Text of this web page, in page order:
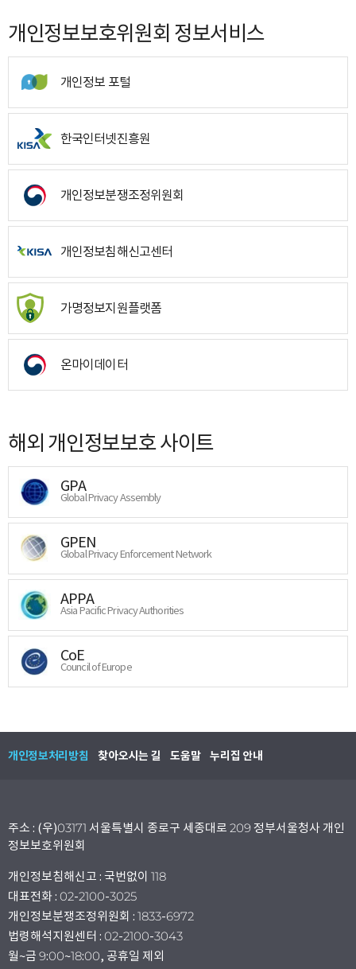
개인정보보호위원회 정보서비스
개인정보 포털
한국인터넷진흥원
개인정보분쟁조정위원회
개인정보침해신고센터
가명정보지원플랫폼
온마이데이터
해외 개인정보보호 사이트
GPA
Global Privacy Assembly
GPEN
Global Privacy Enforcement Network
APPA
Asia Pacific Privacy Authorities
CoE
Council of Europe
개인정보처리방침 찾아오시는 길 도움말 누리집 안내
주소 : (우)03171 서울특별시 종로구 세종대로 209 정부서울청사 개인
정보보호위원회
개인정보침해신고 : 국번없이 118
대표전화 : 02-2100-3025
개인정보분쟁조정위원회 : 1833-6972
법령해석지원센터 : 02-2100-3043
월~금 9:00~18:00, 공휴일 제외